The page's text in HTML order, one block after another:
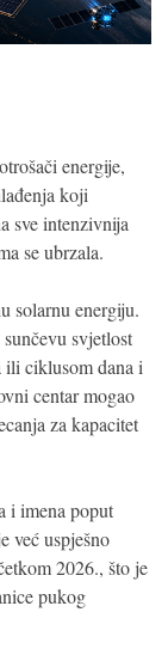
energije,
koji
sve intenzivnija
se ubrzala.
solarnu energiju.
svjetlost
ili ciklusom dana i
centar mogao
za kapacitet
i imena poput
već uspješno
2026., što je
pukog